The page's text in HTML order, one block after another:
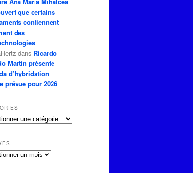
que certains
contiennent
des
dans Ricardo
Martin présente
d’hybridation
prévue pour 2026